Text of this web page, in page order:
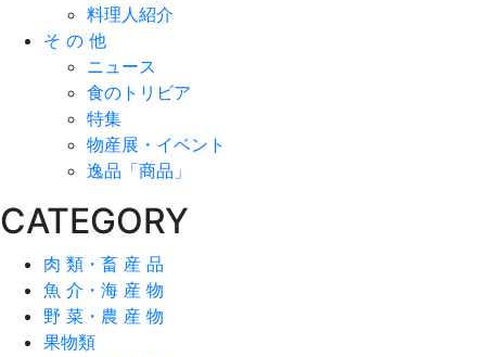
料理人紹介
そ の 他
ニュース
食のトリビア
特集
物産展・イベント
逸品「商品」
CATEGORY
肉 類・畜 産 品
魚 介・海 産 物
野 菜・農 産 物
果物類